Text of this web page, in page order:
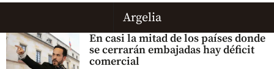
Argelia
En casi la mitad de los países donde
se cerrarán embajadas hay déficit
comercial